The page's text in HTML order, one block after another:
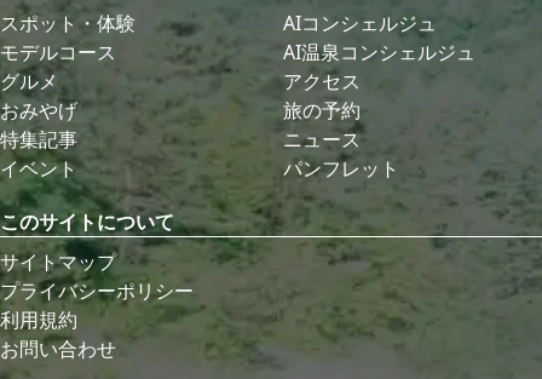
スポット・体験
モデルコース
グルメ
おみやげ
特集記事
イベント
AIコンシェルジュ
AI温泉コンシェルジュ
アクセス
旅の予約
ニュース
パンフレット
このサイトについて
サイトマップ
プライバシーポリシー
利用規約
お問い合わせ